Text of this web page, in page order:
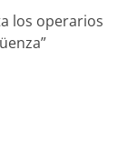
los operarios
”